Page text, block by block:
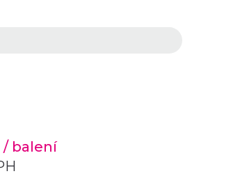
/ balení